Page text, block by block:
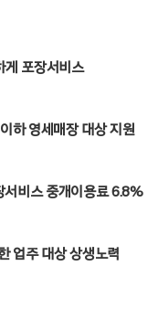
게 포장서비스
하 영세매장 대상 지원
서비스 중개이용료 6.8%
업주 대상 상생노력